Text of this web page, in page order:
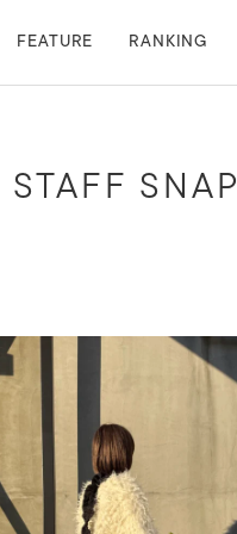
FEATURE RANKING
STAFF SNAP